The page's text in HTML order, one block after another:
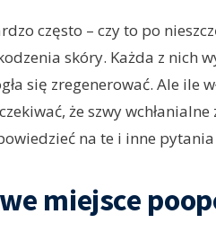
często – czy to po
skóry. Każda z nich
się zregenerować. Ale ile
że szwy wchłanialne
na te i inne
miejsce